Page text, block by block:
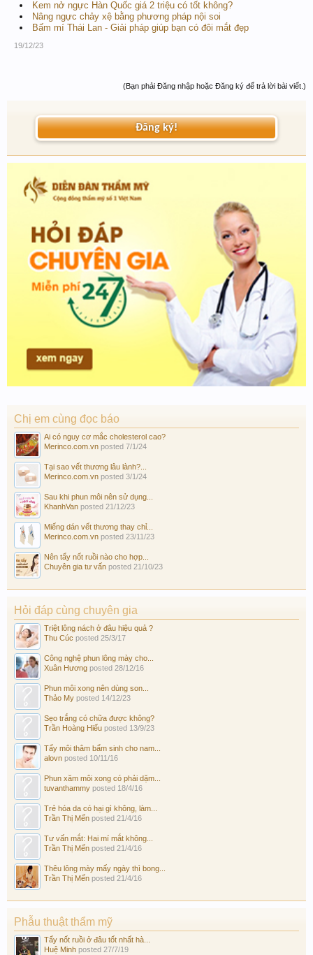
Kem nở ngực Hàn Quốc giá 2 triệu có tốt không?
Nâng ngực chảy xệ bằng phương pháp nội soi
Bấm mí Thái Lan - Giải pháp giúp bạn có đôi mắt đẹp
19/12/23
(Bạn phải Đăng nhập hoặc Đăng ký để trả lời bài viết.)
Đăng ký!
Chị em cùng đọc báo
Ai có nguy cơ mắc cholesterol cao?
Merinco.com.vn posted 7/1/24
Tại sao vết thương lâu lành?...
Merinco.com.vn posted 3/1/24
Sau khi phun môi nên sử dụng...
KhanhVan posted 21/12/23
Miếng dán vết thương thay chỉ...
Merinco.com.vn posted 23/11/23
Nên tẩy nốt ruồi nào cho hợp...
Chuyên gia tư vấn posted 21/10/23
Hỏi đáp cùng chuyên gia
Triệt lông nách ở đâu hiệu quả ?
Thu Cúc posted 25/3/17
Công nghệ phun lông mày cho...
Xuân Hương posted 28/12/16
Phun môi xong nên dùng son...
Thảo My posted 14/12/23
Sẹo trắng có chữa được không?
Trần Hoàng Hiếu posted 13/9/23
Tẩy môi thâm bẩm sinh cho nam...
alovn posted 10/11/16
Phun xăm môi xong có phải dặm...
tuvanthammy posted 18/4/16
Trẻ hóa da có hại gì không, làm...
Trần Thị Mến posted 21/4/16
Tư vấn mắt: Hai mí mắt không...
Trần Thị Mến posted 21/4/16
Thêu lông mày mấy ngày thì bong...
Trần Thị Mến posted 21/4/16
Phẫu thuật thẩm mỹ
Tẩy nốt ruồi ở đâu tốt nhất hà...
Huệ Minh posted 27/7/19